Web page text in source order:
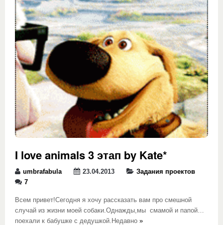
I love animals 3 этап by Kate*
umbrafabula 23.04.2013
Задания проектов
7
Всем привет!Сегодня я хочу рассказать вам про смешной
случай из жизни моей собаки.Однажды,мы смамой и папой…
поехали к бабушке с дедушкой.Недавно »